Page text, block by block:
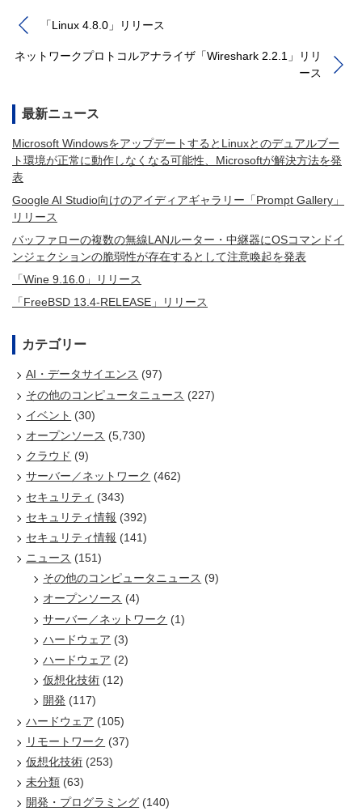
「Linux 4.8.0」リリース
ネットワークプロトコルアナライザ「Wireshark 2.2.1」リリ
ース
最新ニュース
Microsoft WindowsをアップデートするとLinuxとのデュアルブー
ト環境が正常に動作しなくなる可能性、Microsoftが解決方法を発
表
Google AI Studio向けのアイディアギャラリー「Prompt Gallery」
リリース
バッファローの複数の無線LANルーター・中継器にOSコマンドイ
ンジェクションの脆弱性が存在するとして注意喚起を発表
「Wine 9.16.0」リリース
「FreeBSD 13.4-RELEASE」リリース
カテゴリー
AI・データサイエンス (97)
その他のコンピュータニュース (227)
イベント (30)
オープンソース (5,730)
クラウド (9)
サーバー／ネットワーク (462)
セキュリティ (343)
セキュリティ情報 (392)
セキュリティ情報 (141)
ニュース (151)
その他のコンピュータニュース (9)
オープンソース (4)
サーバー／ネットワーク (1)
ハードウェア (3)
ハードウェア (2)
仮想化技術 (12)
開発 (117)
ハードウェア (105)
リモートワーク (37)
仮想化技術 (253)
未分類 (63)
開発・プログラミング (140)